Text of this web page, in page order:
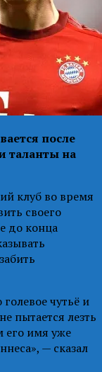
после
таланты на
клуб во время
своего
до конца
чутьё и
пытается лезть
его имя уже
— сказал